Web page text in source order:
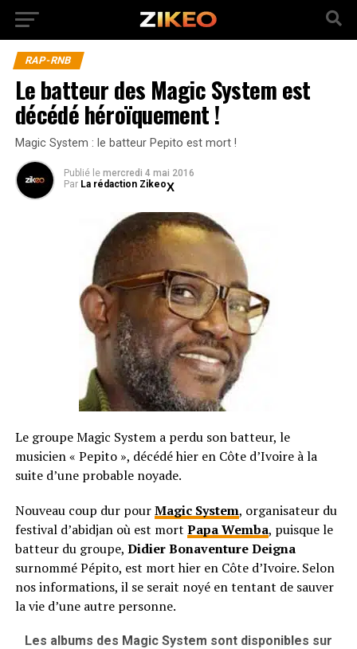
RAP-RNB
Le batteur des Magic System est
décédé héroïquement !
Magic System : le batteur Pepito est mort !
Publié le mercredi 4 mai 2016
Par La rédaction Zikeo
Le groupe Magic System a perdu son batteur, le
musicien « Pepito », décédé hier en Côte d’Ivoire à la
suite d’une probable noyade.
Nouveau coup dur pourMagic System, organisateur du
festival d’abidjan où est mort Papa Wemba, puisque le
batteur du groupe, Didier Bonaventure Deigna
surnommé Pépito, est mort hier en Côte d’Ivoire. Selon
nos informations, il se serait noyé en tentant de sauver
la vie d’une autre personne.
Les albums des Magic System sont disponibles sur